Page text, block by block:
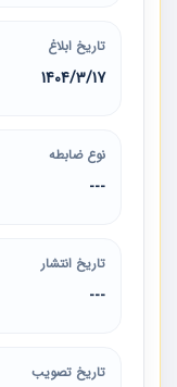
تاریخ ابلاغ
1404/3/17
نوع ضابطه
---
تاریخ انتشار
---
تاریخ تصویب